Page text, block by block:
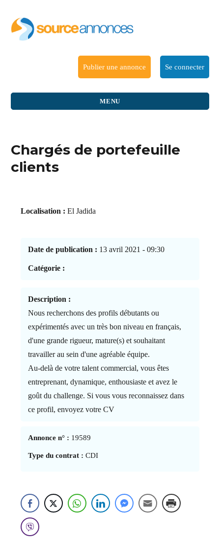
Publier une annonce Se connecter
MENU
Chargés de portefeuille
clients
Localisation : El Jadida
Date de publication : 13 avril 2021 - 09:30
Catégorie :
Description :
Nous recherchons des profils débutants ou
expérimentés avec un très bon niveau en français,
d'une grande rigueur, mature(s) et souhaitant
travailler au sein d'une agréable équipe.
Au-delà de votre talent commercial, vous êtes
entreprenant, dynamique, enthousiaste et avez le
goût du challenge. Si vous vous reconnaissez dans
ce profil, envoyez votre CV
Annonce n° : 19589
Type du contrat : CDI